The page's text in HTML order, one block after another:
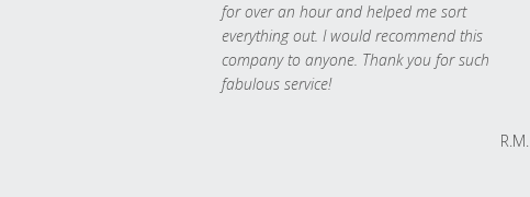
for over an hour and helped me sort
everything out. I would recommend this
company to anyone. Thank you for such
fabulous service!
R.M.